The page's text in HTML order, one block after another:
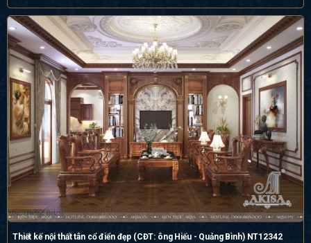
Thiết kế nội thất tân cổ điển đẹp (CĐT: ông Hiếu - Quảng Bình) NT12342